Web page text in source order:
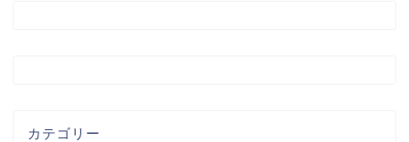
カテゴリー